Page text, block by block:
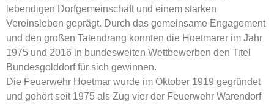
lebendigen Dorfgemeinschaft und einem starken
Vereinsleben geprägt. Durch das gemeinsame Engagement
und den großen Tatendrang konnten die Hoetmarer im Jahr
1975 und 2016 in bundesweiten Wettbewerben den Titel
Bundesgolddorf für sich gewinnen.
Die Feuerwehr Hoetmar wurde im Oktober 1919 gegründet
und gehört seit 1975 als Zug vier der Feuerwehr Warendorf